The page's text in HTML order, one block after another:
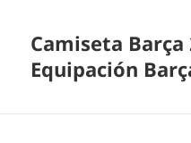
Camiseta
Equipación